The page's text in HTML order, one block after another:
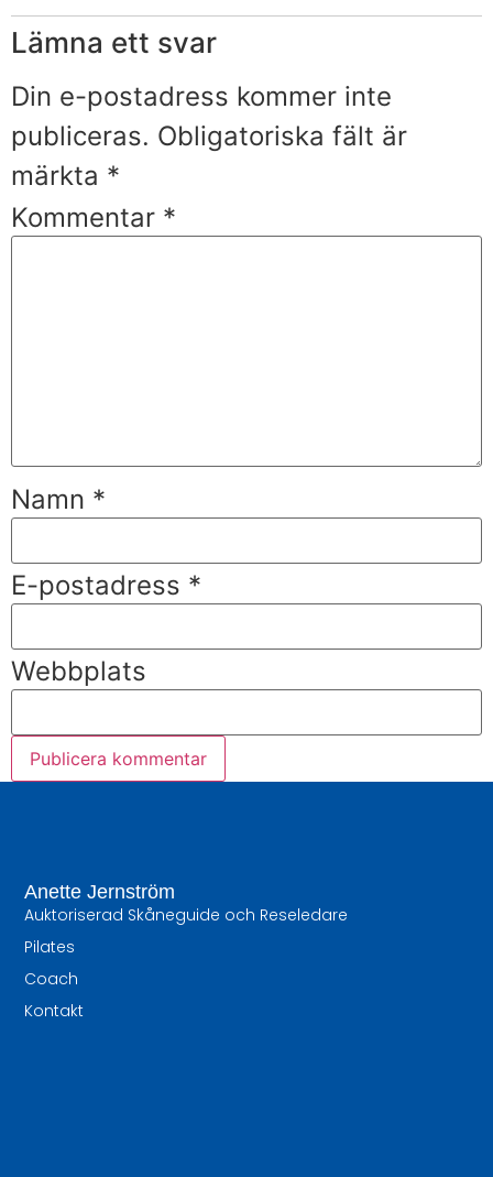
Lämna ett svar
Din e-postadress kommer inte
publiceras. Obligatoriska fält är
märkta *
Kommentar *
Namn *
E-postadress *
Webbplats
Anette Jernström
Auktoriserad Skåneguide och Reseledare
Pilates
Coach
Kontakt